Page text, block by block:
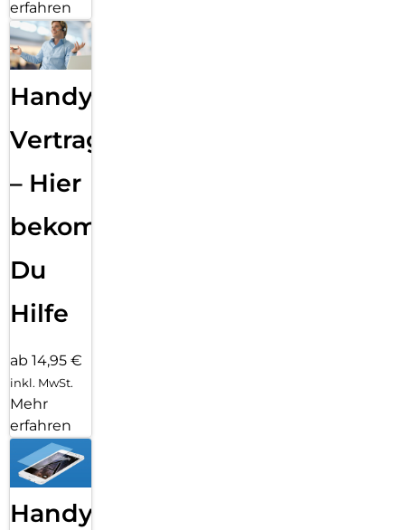
erfahren
Handy
Vertragsabwicklung
– Hier
bekommst
Du
Hilfe
ab 14,95 €
inkl. MwSt.
Mehr
erfahren
Handy